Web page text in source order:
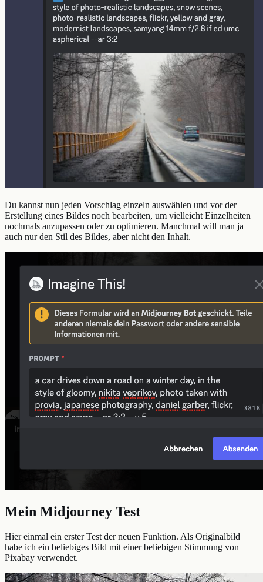
Du kannst nun jeden Vorschlag einzeln auswählen und vor der
Erstellung eines Bildes noch bearbeiten, um vielleicht Einzelheiten
nochmals anzupassen oder zu optimieren. Manchmal will man ja
auch nur den Stil des Bildes, aber nicht den Inhalt.
Mein Midjourney Test
Hier einmal ein erster Test der neuen Funktion. Als Originalbild
habe ich ein beliebiges Bild mit einer beliebigen Stimmung von
Pixabay verwendet.